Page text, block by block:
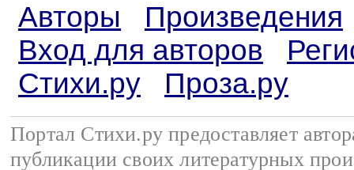
Авторы
Произведения
Вход для авторов
Стихи.ру
Проза.ру
Портал Стихи.ру предоставляет
публикации своих литературных